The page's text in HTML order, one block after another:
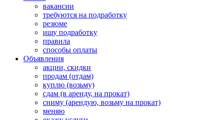
вакансии
требуются на подработку
резюме
ищу подработку
правила
способы оплаты
Объявления
акции, скидки
продам (отдам)
куплю (возьму)
сдам (в аренду, на прокат)
сниму (арендую, возьму на прокат)
меняю